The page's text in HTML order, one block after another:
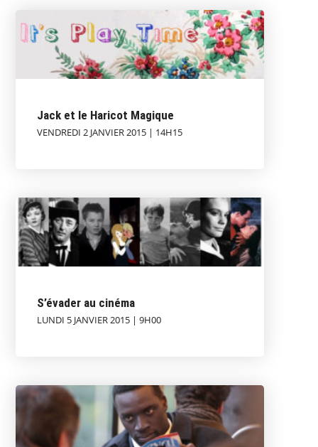
Jack et le Haricot Magique
VENDREDI 2 JANVIER 2015 | 14H15
S’évader au cinéma
LUNDI 5 JANVIER 2015 | 9H00